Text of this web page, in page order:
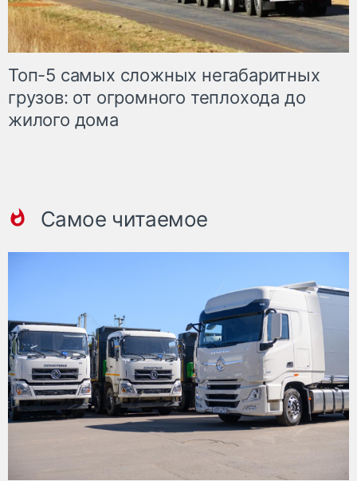
Топ-5 самых сложных негабаритных
грузов: от огромного теплохода до
жилого дома
Самое читаемое